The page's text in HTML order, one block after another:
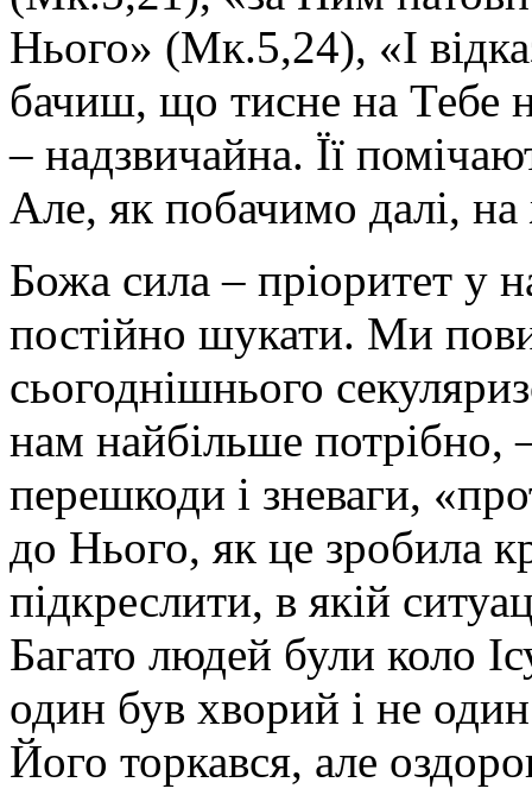
Нього» (Мк.5,24), «І
бачиш, що тисне на Тебе
– надзвичайна. Її
Але, як побачимо далі, на
Божа сила – пріоритет у
постійно шукати. Ми
сьогоднішнього
нам найбільше потрібно,
перешкоди і зневаги,
до Нього, як це зробила
підкреслити, в якій
Багато людей були коло
один був хворий і не
Його торкався, але